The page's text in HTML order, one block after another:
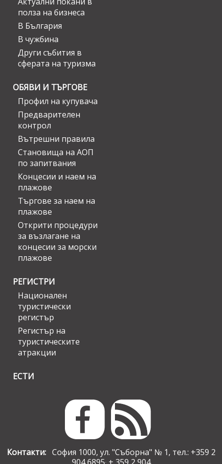
полза на бизнеса
В България
В чужбина
Други събития в
сферата на туризма
ОБЯВИ И ТЪРГОВЕ
Профил на купувача
Предварителен
контрол
Вътрешни правила
Становища на АОП
по запитвания
Концесии и наем на
плажове
Търгове за наем на
плажове
Открити процедури
за възлагане на
концесии за морски
плажове
РЕГИСТРИ
Национален
туристически
регистър
Регистър на
туристическите
атракции
ЕСТИ
Контакти:София 1000, ул. "Съборна" № 1, тел.: +359 2